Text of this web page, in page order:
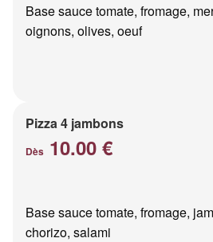
Base sauce tomate, fromage,
oignons, olives, oeuf
Pizza 4 jambons
Dès 10.00 €
Base sauce tomate, fromage,
chorizo, salami